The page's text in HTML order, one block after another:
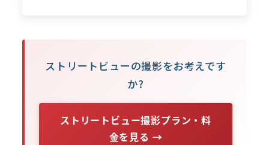
ストリートビューの撮影をお考えです
か?
ストリートビュー撮影プラン・料
金を見る →